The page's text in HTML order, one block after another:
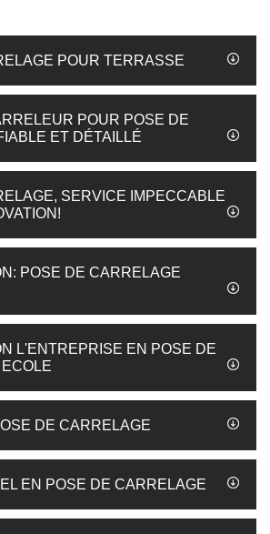
POUR TERRASSE
POUR POSE DE
ET DÉTAILLÉ
SERVICE IMPECCABLE
POSE DE CARRELAGE
L'ENTREPRISE EN POSE DE
DE CARRELAGE
EN POSE DE CARRELAGE